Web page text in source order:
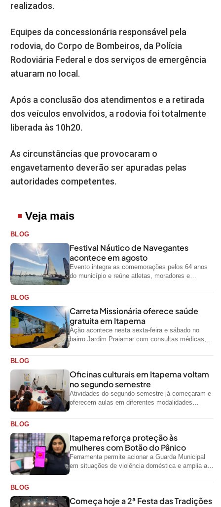
realizados.
Equipes da concessionária responsável pela
rodovia, do Corpo de Bombeiros, da Polícia
Rodoviária Federal e dos serviços de emergência
atuaram no local.
Após a conclusão dos atendimentos e a retirada
dos veículos envolvidos, a rodovia foi totalmente
liberada às 10h20.
As circunstâncias que provocaram o
engavetamento deverão ser apuradas pelas
autoridades competentes.
Veja mais
BLOG
Festival Náutico de Navegantes
acontece em agosto
Evento integra as comemorações pelos 64 anos
do município e reúne atletas, moradores e
BLOG
Carreta Missionária oferece saúde
gratuita em Itapema
Ação acontece nesta sexta-feira e sábado no
bairro Jardim Praiamar com consultas médicas,
BLOG
Oficinas culturais em Itapema voltam
no segundo semestre
Atividades do segundo semestre já começaram e
oferecem aulas em diferentes modalidades
BLOG
Itapema reforça proteção às
mulheres com Botão do Pânico
Ferramenta permite acionar a Guarda Municipal
em situações de violência doméstica e amplia a
BLOG
Começa hoje a 2ª Festa das Tradições